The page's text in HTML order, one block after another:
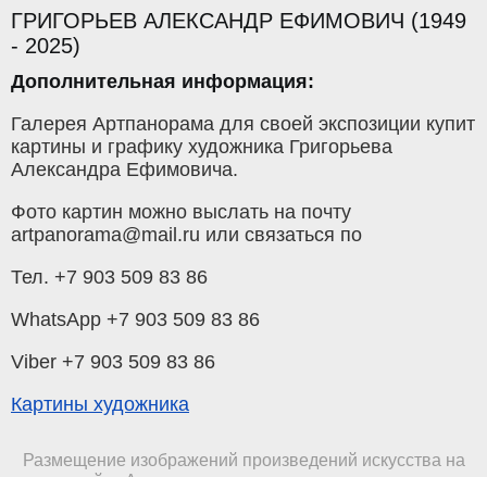
ГРИГОРЬЕВ АЛЕКСАНДР ЕФИМОВИЧ (1949
- 2025)
Дополнительная информация:
Галерея Артпанорама для своей экспозиции купит
картины и графику художника Григорьева
Александра Ефимовича.
Фото картин можно выслать на почту
artpanorama@mail.ru или связаться по
Тел. +7 903 509 83 86
WhatsApp +7 903 509 83 86
Viber +7 903 509 83 86
Картины художника
Размещение изображений произведений искусства на